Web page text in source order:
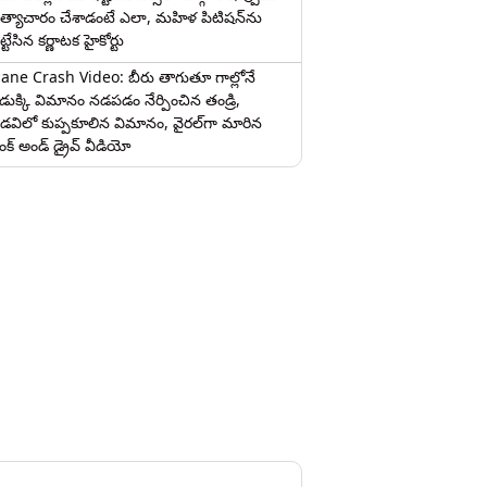
చేశాడంటే ఎలా, మహిళ పిటిషన్‌ను
కర్ణాటక హైకోర్టు
Crash Video: బీరు తాగుతూ గాల్లోనే
విమానం నడపడం నేర్పించిన తండ్రి,
కుప్పకూలిన విమానం, వైరల్‌గా మారిన
అండ్ డ్రైవ్ వీడియో